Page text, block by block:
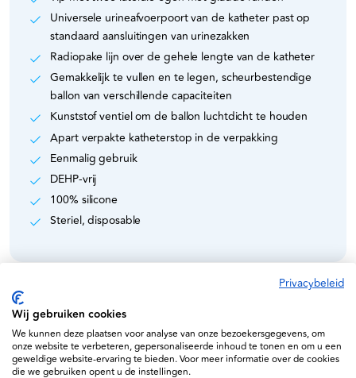
Universele urineafvoerpoort van de katheter past op
standaard aansluitingen van urinezakken
Radiopake lijn over de gehele lengte van de katheter
Gemakkelijk te vullen en te legen, scheurbestendige
ballon van verschillende capaciteiten
Kunststof ventiel om de ballon luchtdicht te houden
Apart verpakte katheterstop in de verpakking
Eenmalig gebruik
DEHP-vrij
100% silicone
Steriel, disposable
Specificaties
5907996856817
Privacybeleid
Wij gebruiken cookies
We kunnen deze plaatsen voor analyse van onze bezoekersgegevens, om
onze website te verbeteren, gepersonaliseerde inhoud te tonen en om u een
geweldige website-ervaring te bieden. Voor meer informatie over de cookies
die we gebruiken opent u de instellingen.